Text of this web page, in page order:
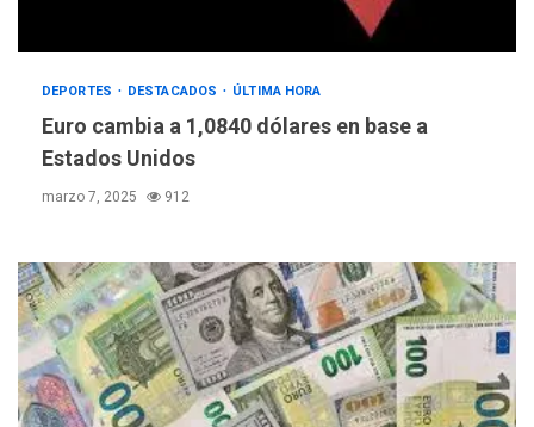
DEPORTES DESTACADOS ÚLTIMA HORA
Euro cambia a 1,0840 dólares en base a
Estados Unidos
marzo 7, 2025 912